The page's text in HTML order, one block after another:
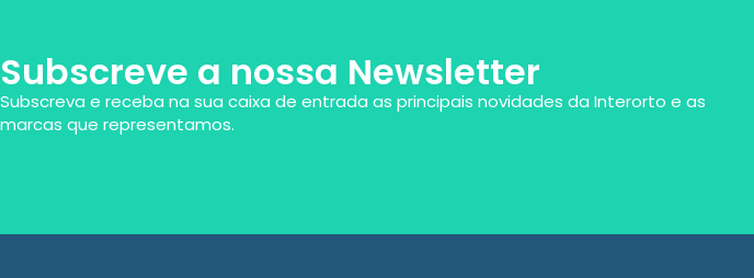
Subscreve a nossa Newsletter
Subscreva e receba na sua caixa de entrada as principais novidades da Interorto e as
marcas que representamos.